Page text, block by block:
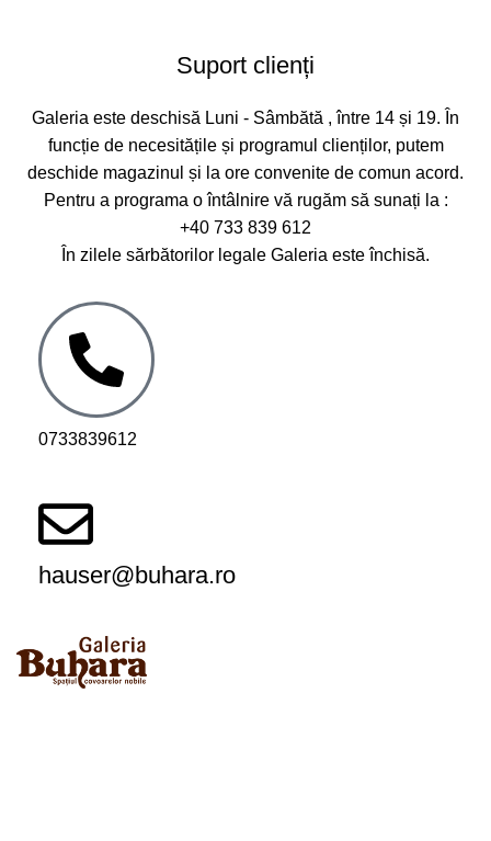
Suport clienți
Galeria este deschisă Luni - Sâmbătă , între 14 și 19. În
funcție de necesitățile și programul clienților, putem
deschide magazinul și la ore convenite de comun acord.
Pentru a programa o întâlnire vă rugăm să sunați la :
+40 733 839 612
În zilele sărbătorilor legale Galeria este închisă.
0733839612
hauser@buhara.ro